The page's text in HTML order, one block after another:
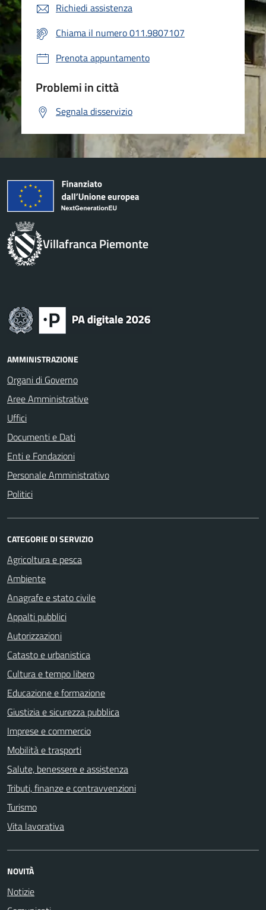
Richiedi assistenza
Chiama il numero 011.9807107
Prenota appuntamento
Problemi in città
Segnala disservizio
Villafranca Piemonte
AMMINISTRAZIONE
Organi di Governo
Aree Amministrative
Uffici
Documenti e Dati
Enti e Fondazioni
Personale Amministrativo
Politici
CATEGORIE DI SERVIZIO
Agricoltura e pesca
Ambiente
Anagrafe e stato civile
Appalti pubblici
Autorizzazioni
Catasto e urbanistica
Cultura e tempo libero
Educazione e formazione
Giustizia e sicurezza pubblica
Imprese e commercio
Mobilità e trasporti
Salute, benessere e assistenza
Tributi, finanze e contravvenzioni
Turismo
Vita lavorativa
NOVITÀ
Notizie